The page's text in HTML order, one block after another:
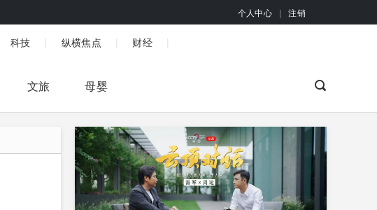
个人中心 | 注销
科技 纵横焦点 财经
文旅 母婴